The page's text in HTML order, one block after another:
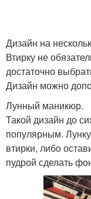
Дизайн на
Втирку не
достаточно
Дизайн можно
Лунный маникюр.
Такой дизайн до
популярным.
втирки, либо
пудрой сделать